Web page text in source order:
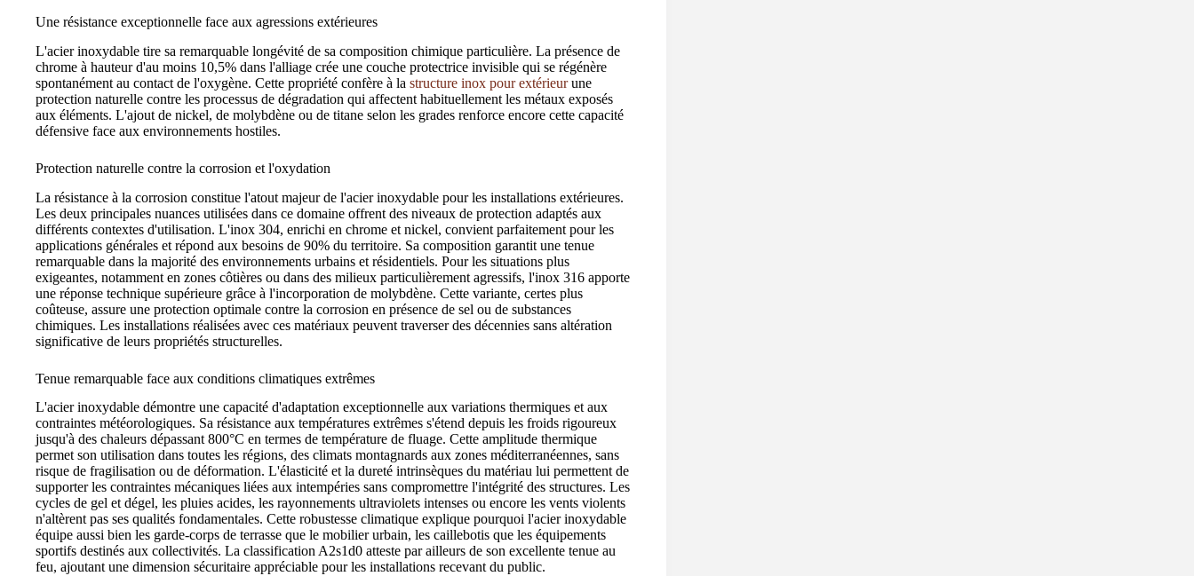
Une résistance exceptionnelle face aux agressions extérieures
L'acier inoxydable tire sa remarquable longévité de sa composition chimique particulière. La présence de
chrome à hauteur d'au moins 10,5% dans l'alliage crée une couche protectrice invisible qui se régénère
spontanément au contact de l'oxygène. Cette propriété confère à la structure inox pour extérieurune
protection naturelle contre les processus de dégradation qui affectent habituellement les métaux exposés
aux éléments. L'ajout de nickel, de molybdène ou de titane selon les grades renforce encore cette capacité
défensive face aux environnements hostiles.
Protection naturelle contre la corrosion et l'oxydation
La résistance à la corrosion constitue l'atout majeur de l'acier inoxydable pour les installations extérieures.
Les deux principales nuances utilisées dans ce domaine offrent des niveaux de protection adaptés aux
différents contextes d'utilisation. L'inox 304, enrichi en chrome et nickel, convient parfaitement pour les
applications générales et répond aux besoins de 90% du territoire. Sa composition garantit une tenue
remarquable dans la majorité des environnements urbains et résidentiels. Pour les situations plus
exigeantes, notamment en zones côtières ou dans des milieux particulièrement agressifs, l'inox 316 apporte
une réponse technique supérieure grâce à l'incorporation de molybdène. Cette variante, certes plus
coûteuse, assure une protection optimale contre la corrosion en présence de sel ou de substances
chimiques. Les installations réalisées avec ces matériaux peuvent traverser des décennies sans altération
significative de leurs propriétés structurelles.
Tenue remarquable face aux conditions climatiques extrêmes
L'acier inoxydable démontre une capacité d'adaptation exceptionnelle aux variations thermiques et aux
contraintes météorologiques. Sa résistance aux températures extrêmes s'étend depuis les froids rigoureux
jusqu'à des chaleurs dépassant 800°C en termes de température de fluage. Cette amplitude thermique
permet son utilisation dans toutes les régions, des climats montagnards aux zones méditerranéennes, sans
risque de fragilisation ou de déformation. L'élasticité et la dureté intrinsèques du matériau lui permettent de
supporter les contraintes mécaniques liées aux intempéries sans compromettre l'intégrité des structures. Les
cycles de gel et dégel, les pluies acides, les rayonnements ultraviolets intenses ou encore les vents violents
n'altèrent pas ses qualités fondamentales. Cette robustesse climatique explique pourquoi l'acier inoxydable
équipe aussi bien les garde-corps de terrasse que le mobilier urbain, les caillebotis que les équipements
sportifs destinés aux collectivités. La classification A2s1d0 atteste par ailleurs de son excellente tenue au
feu, ajoutant une dimension sécuritaire appréciable pour les installations recevant du public.